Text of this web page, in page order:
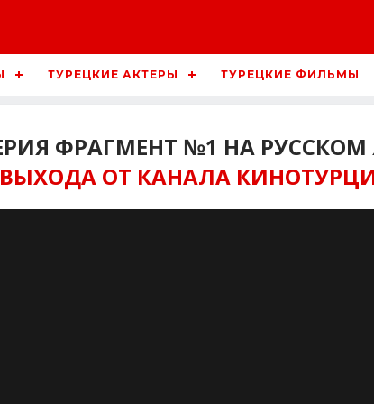
ТУРЕЦКИЕ АКТЕРЫ ТУРЕЦКИЕ ФИЛЬМЫ
ФРАГМЕНТ №1 НА РУССКОМ
ОТ КАНАЛА